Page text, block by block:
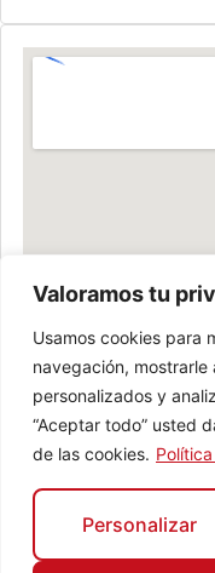
Valoramos tu
Usamos cookies para
navegación,
personalizados y
“Aceptar todo” usted
de las cookies.
Personalizar